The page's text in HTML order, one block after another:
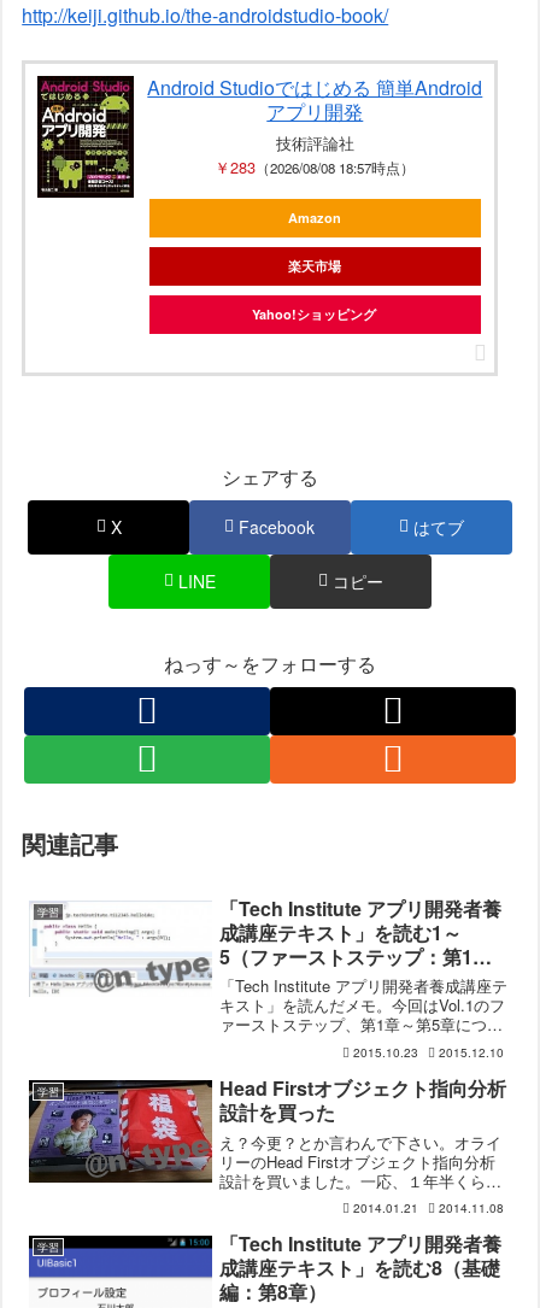
http://keiji.github.io/the-androidstudio-book/
Android Studioではじめる 簡単Android
アプリ開発
技術評論社
￥283 （2026/08/08 18:57時点）
Amazon
楽天市場
Yahoo!ショッピング
シェアする
X Facebook はてブ
LINE コピー
ねっす～をフォローする
関連記事
学習
「Tech Institute アプリ開発者養
成講座テキスト」を読む1～
5（ファーストステップ：第1章
～第5章）
「Tech Institute アプリ開発者養成講座テ
キスト」を読んだメモ。今回はVol.1のフ
ァーストステップ、第1章～第5章につい
て。ファーストステップは少しでも
Androidアプリ開発を学んだことがある人
はじっくり読む必要はないと思い...
2015.10.23 2015.12.10
学習
Head Firstオブジェクト指向分析
設計を買った
え？今更？とか言わんで下さい。オライ
リーのHead Firstオブジェクト指向分析
設計を買いました。一応、１年半くらい
までソフトウェア業界にいました。いま
したとも。(COBOLしてたけど・・・)で
も仕事でやってたのってオブジェクト指
向からは...
2014.01.21 2014.11.08
学習
「Tech Institute アプリ開発者養
成講座テキスト」を読む8（基礎
編：第8章）